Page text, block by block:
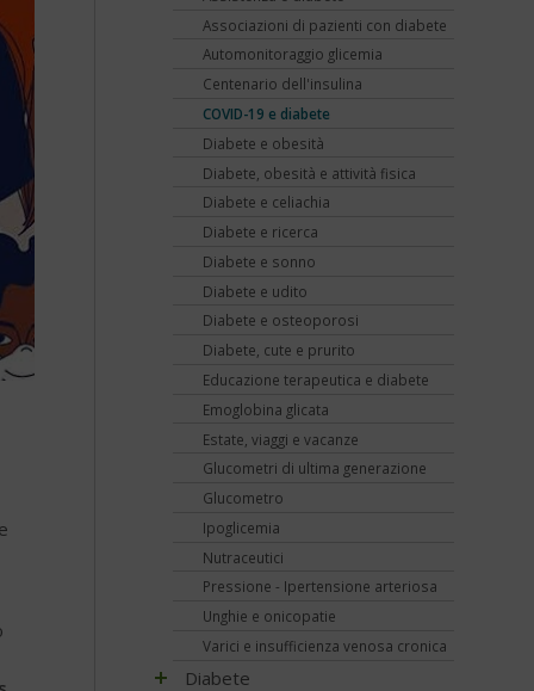
Associazioni di pazienti con diabete
Automonitoraggio glicemia
Centenario dell'insulina
COVID-19 e diabete
Diabete e obesità
Diabete, obesità e attività fisica
Diabete e celiachia
Diabete e ricerca
Diabete e sonno
Diabete e udito
Diabete e osteoporosi
Diabete, cute e prurito
Educazione terapeutica e diabete
Emoglobina glicata
Estate, viaggi e vacanze
Glucometri di ultima generazione
Glucometro
Ipoglicemia
Nutraceutici
Pressione - Ipertensione arteriosa
Unghie e onicopatie
Varici e insufficienza venosa cronica
Diabete